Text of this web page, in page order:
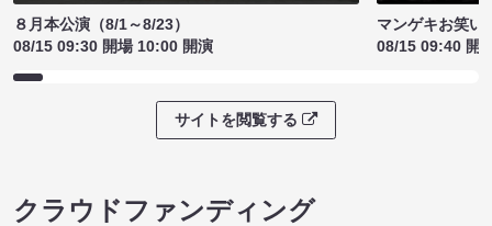
８月本公演（8/1～8/23）
08/15 09:30 開場 10:00 開演
マンゲキお笑い
08/15 09:40 開
サイトを閲覧する
クラウドファンディング